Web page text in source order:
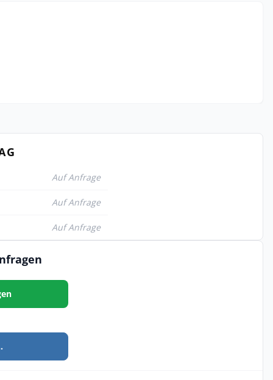
Auf Anfrage
Auf Anfrage
Auf Anfrage